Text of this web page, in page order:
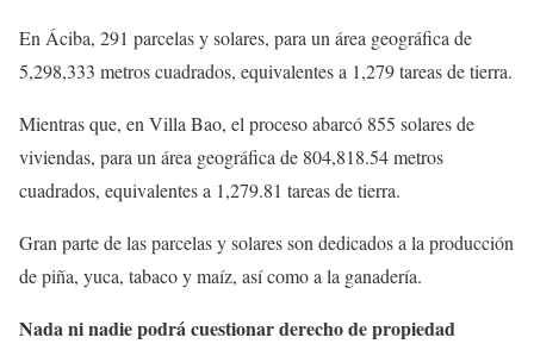
En Áciba, 291 parcelas y solares, para un área geográfica de
5,298,333 metros cuadrados, equivalentes a 1,279 tareas de tierra.
Mientras que, en Villa Bao, el proceso abarcó 855 solares de
viviendas, para un área geográfica de 804,818.54 metros
cuadrados, equivalentes a 1,279.81 tareas de tierra.
Gran parte de las parcelas y solares son dedicados a la producción
de piña, yuca, tabaco y maíz, así como a la ganadería.
Nada ni nadie podrá cuestionar derecho de propiedad